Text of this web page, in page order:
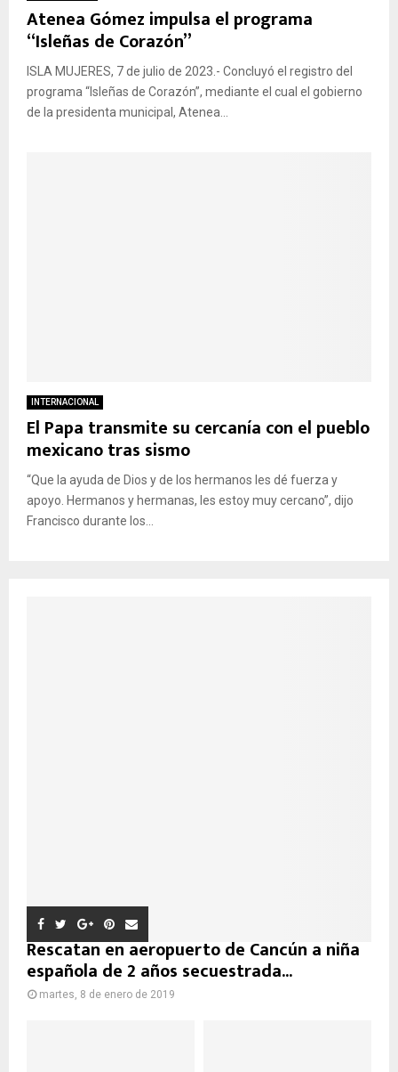
Atenea Gómez impulsa el programa
“Isleñas de Corazón”
ISLA MUJERES, 7 de julio de 2023.- Concluyó el registro del
programa “Isleñas de Corazón”, mediante el cual el gobierno
de la presidenta municipal, Atenea...
INTERNACIONAL
El Papa transmite su cercanía con el pueblo
mexicano tras sismo
“Que la ayuda de Dios y de los hermanos les dé fuerza y
apoyo. Hermanos y hermanas, les estoy muy cercano”, dijo
Francisco durante los...
Rescatan en aeropuerto de Cancún a niña
española de 2 años secuestrada...
martes, 8 de enero de 2019